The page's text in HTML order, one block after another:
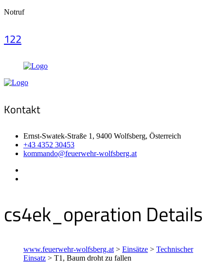
Notruf
122
Kontakt
Ernst-Swatek-Straße 1, 9400 Wolfsberg, Österreich
+43 4352 30453
kommando@feuerwehr-wolfsberg.at
cs4ek_operation Details
www.feuerwehr-wolfsberg.at > Einsätze > Technischer
Einsatz > T1, Baum droht zu fallen